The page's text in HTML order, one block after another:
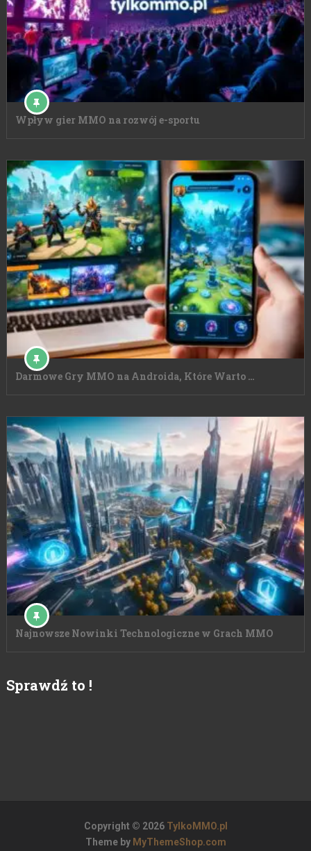
Wpływ gier MMO na rozwój e-sportu
Darmowe Gry MMO na Androida, Które Warto …
Najnowsze Nowinki Technologiczne w Grach MMO
Sprawdź to !
Copyright © 2026 TylkoMMO.pl
Theme by MyThemeShop.com